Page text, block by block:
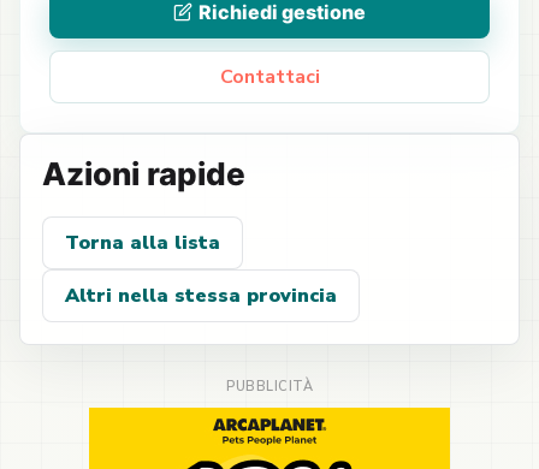
Richiedi gestione
Contattaci
Azioni rapide
Torna alla lista
Altri nella stessa provincia